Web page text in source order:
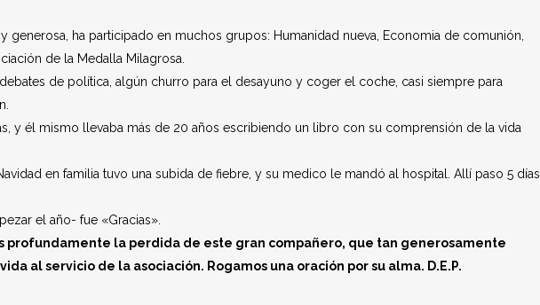
generosa, ha participado en muchos grupos: Humanidad nueva, Economia de comunión,
de la Medalla Milagrosa.
de política, algún churro para el desayuno y coger el coche, casi siempre para
y él mismo llevaba más de 20 años escribiendo un libro con su comprensión de la vida
en familia tuvo una subida de fiebre, y su medico le mandó al hospital. Allí paso 5 días
el año- fue «Gracias».
profundamente la perdida de este gran compañero, que tan generosamente
al servicio de la asociación. Rogamos una oración por su alma. D.E.P.